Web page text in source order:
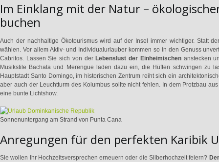
Im Einklang mit der Natur –
buchen
Auch der nachhaltige Ökotourismus wird auf der Insel immer wichtiger. Statt
wählen. Vor allem Aktiv- und Individualurlauber kommen so in den Genuss
Cabritos. Lassen Sie sich von derLebenslust der Einheimischenanstecken
Musikstile Bachata und Merengue laden dazu ein, die Hüften schwingen zu
Hauptstadt Santo Domingo, im historischen Zentrum reiht sich ein
aber auch der Leuchtturm des Kolumbus sollte nicht fehlen. In dem Protzbau
eine bunte Lichtshow.
Sonnenuntergang am Strand von Punta Cana
Anregungen für den perfekten Karibik
Sie wollen Ihr Hochzeitsversprechen erneuern oder die Silberhochzeit feiern?